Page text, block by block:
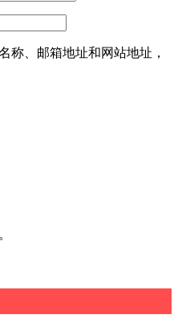
称、邮箱地址和网站地址，